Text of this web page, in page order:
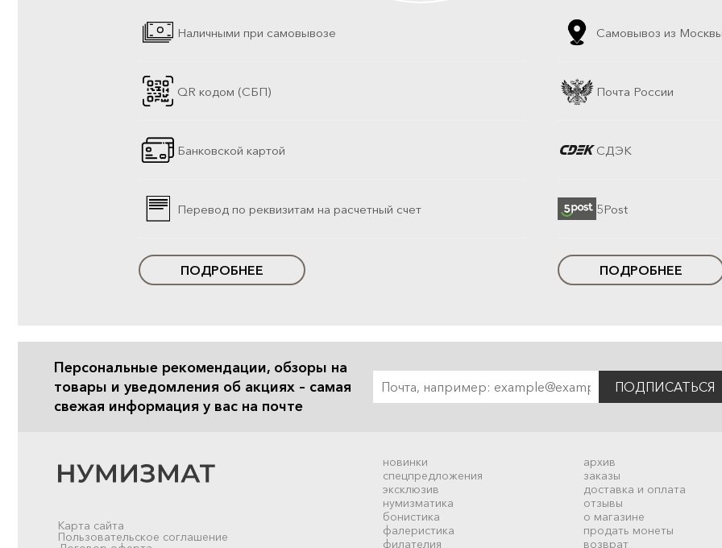
Наличными при самовывозе
QR кодом (СБП)
Банковской картой
Перевод по реквизитам на расчетный счет
ПОДРОБНЕЕ
Самовывоз из
Почта России
СДЭК
5Post
ПОДРОБНЕЕ
Персональные рекомендации, обзоры на
товары и уведомления об акциях – самая
свежая информация у вас на почте
ПОДПИСАТЬСЯ
новинки
спецпредложения
эксклюзив
нумизматика
бонистика
фалеристика
филателия
архив
заказы
доставка и оплата
отзывы
о магазине
продать монеты
возврат
Карта сайта
Пользовательское соглашение